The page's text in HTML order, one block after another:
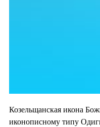
Козельщанская икона
иконописному типу